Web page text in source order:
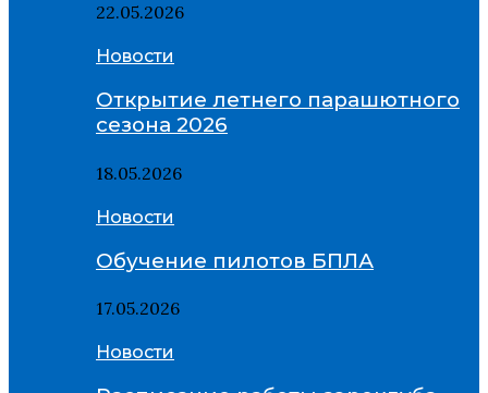
22.05.2026
Новости
Открытие летнего парашютного
сезона 2026
18.05.2026
Новости
Обучение пилотов БПЛА
17.05.2026
Новости